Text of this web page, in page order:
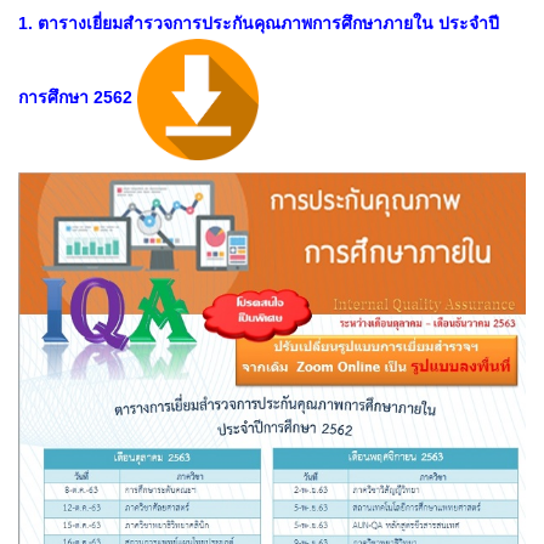
1. ตารางเยี่ยมสำรวจการประกันคุณภาพการศึกษาภายใน ประจำปี
การศึกษา 2562